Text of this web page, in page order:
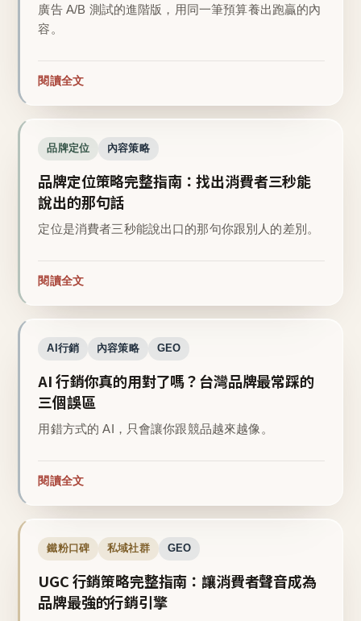
廣告 A/B 測試的進階版，用同一筆預算養出跑贏的內
容。
閱讀全文
品牌定位 內容策略
品牌定位策略完整指南：找出消費者三秒能
說出的那句話
定位是消費者三秒能說出口的那句你跟別人的差別。
閱讀全文
AI行銷 內容策略 GEO
AI 行銷你真的用對了嗎？台灣品牌最常踩的
三個誤區
用錯方式的 AI，只會讓你跟競品越來越像。
閱讀全文
鐵粉口碑 私域社群 GEO
UGC 行銷策略完整指南：讓消費者聲音成為
品牌最強的行銷引擎